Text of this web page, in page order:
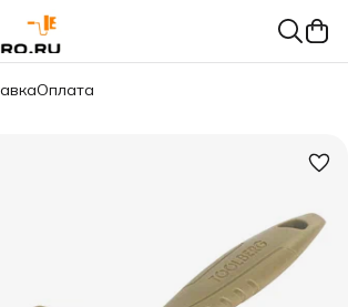
Оплата